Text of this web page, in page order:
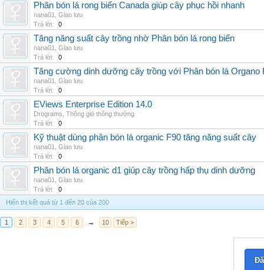
Phân bón lá rong biển Canada giúp cây phục hồi nhanh
nana01
Giao lưu
Trả lời:
0
Tăng năng suất cây trồng nhờ Phân bón lá rong biển
nana01
Giao lưu
Trả lời:
0
Tăng cường dinh dưỡng cây trồng với Phân bón lá Organo
nana01
Giao lưu
Trả lời:
0
EViews Enterprise Edition 14.0
Drograms Thông gió thông thường
Trả lời:
0
Kỹ thuật dùng phân bón lá organic F90 tăng năng suất cây
nana01
Giao lưu
Trả lời:
0
Phân bón lá organic d1 giúp cây trồng hấp thụ dinh dưỡng
nana01
Giao lưu
Trả lời:
0
Hiển thị kết quả từ 1 đến 20 của 200
1 2 3 4 5 6 → 10 Tiếp >